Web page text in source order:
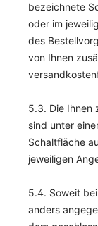
bezeichnete
oder im
des
von Ihnen
5.3. Die Ihnen
sind unter
Schaltfläche
jeweiligen
5.4. Soweit
anders